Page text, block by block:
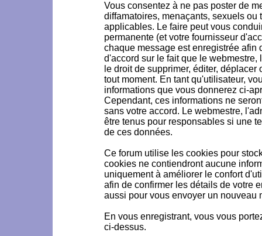
Vous consentez à ne pas poster de
diffamatoires, menaçants, sexuels
applicables. Le faire peut vous
permanente (et votre fournisseur
chaque message est enregistrée afin
d'accord sur le fait que le
le droit de supprimer, éditer,
tout moment. En tant qu'utilisateur,
informations que vous donnerez ci-
Cependant, ces informations ne
sans votre accord. Le webmestre,
être tenus pour responsables si une
de ces données.
Ce forum utilise les cookies pour
cookies ne contiendront aucune
uniquement à améliorer le confort
afin de confirmer les détails de votre
aussi pour vous envoyer un nouveau
En vous enregistrant, vous vous
ci-dessus.